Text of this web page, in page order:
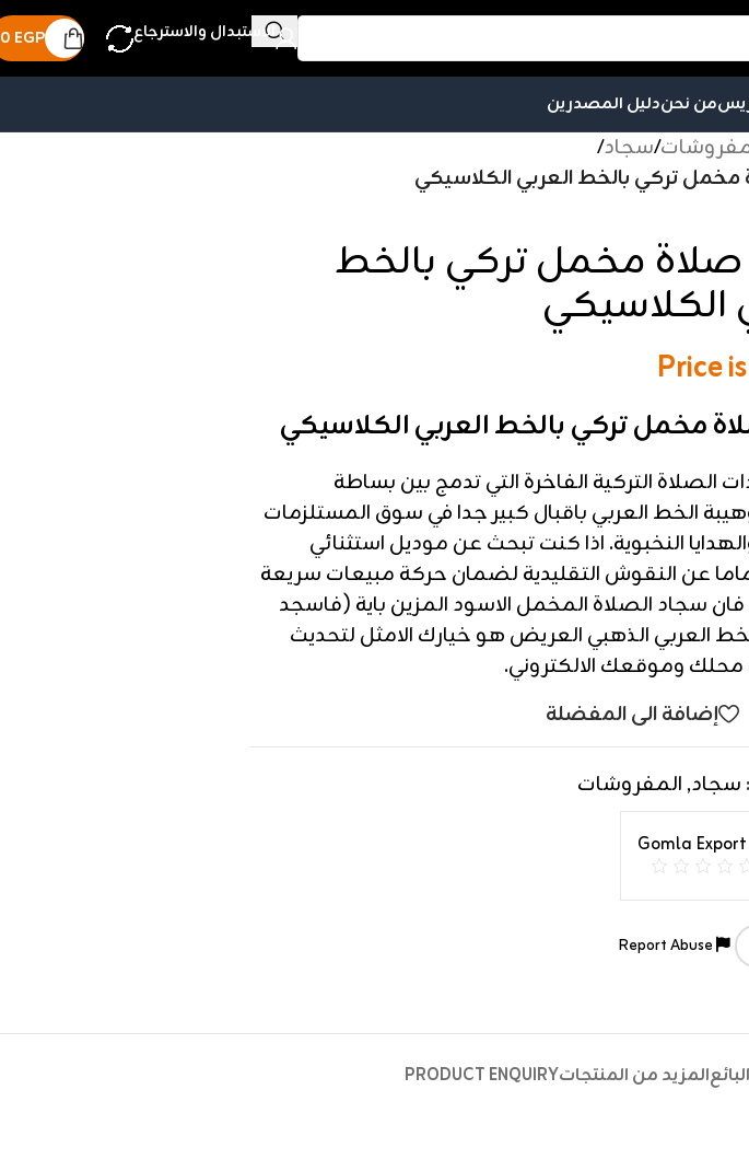
الاستبدال والاسترجاع 0 EGP
من نحندليل المصدرين
/سجاد/
تركي بالخط العربي الكلاسيكي
مخمل تركي بالخط
الكلاسيكي
Price
مخمل تركي بالخط العربي الكلاسيكي
الصلاة التركية الفاخرة التي تدمج بين بساطة
الخط العربي باقبال كبير جدا في سوق المستلزمات
النخبوية. اذا كنت تبحث عن موديل استثنائي
عن النقوش التقليدية لضمان حركة مبيعات سريعة
سجاد الصلاة المخمل الاسود المزين باية (فاسجد
العربي الذهبي العريض هو خيارك الامثل لتحديث
وموقعك الالكتروني.
إضافة الى المفضلة
سجاد, المفروشات
Gomla Export
المزيد من المنتجاتPRODUCT ENQUIRY